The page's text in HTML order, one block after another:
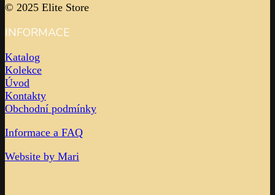
© 2025 Elite Store
INFORMACE
Katalog
Kolekce
Úvod
Kontakty
Obchodní podmínky
Informace a FAQ
Website by Mari